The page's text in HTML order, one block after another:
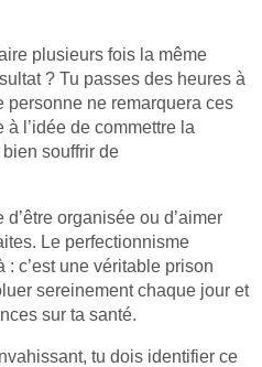
plusieurs fois la même
? Tu passes des heures à
personne ne remarquera ces
l’idée de commettre la
souffrir de
organisée ou d’aimer
Le perfectionnisme
c’est une véritable prison
sereinement chaque jour et
sur ta santé.
tu dois identifier ce